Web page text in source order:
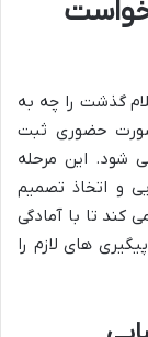
گذشت را چه به
حضوری ثبت
شود. این مرحله
و اتخاذ تصمیم
کند تا با آمادگی
های لازم را